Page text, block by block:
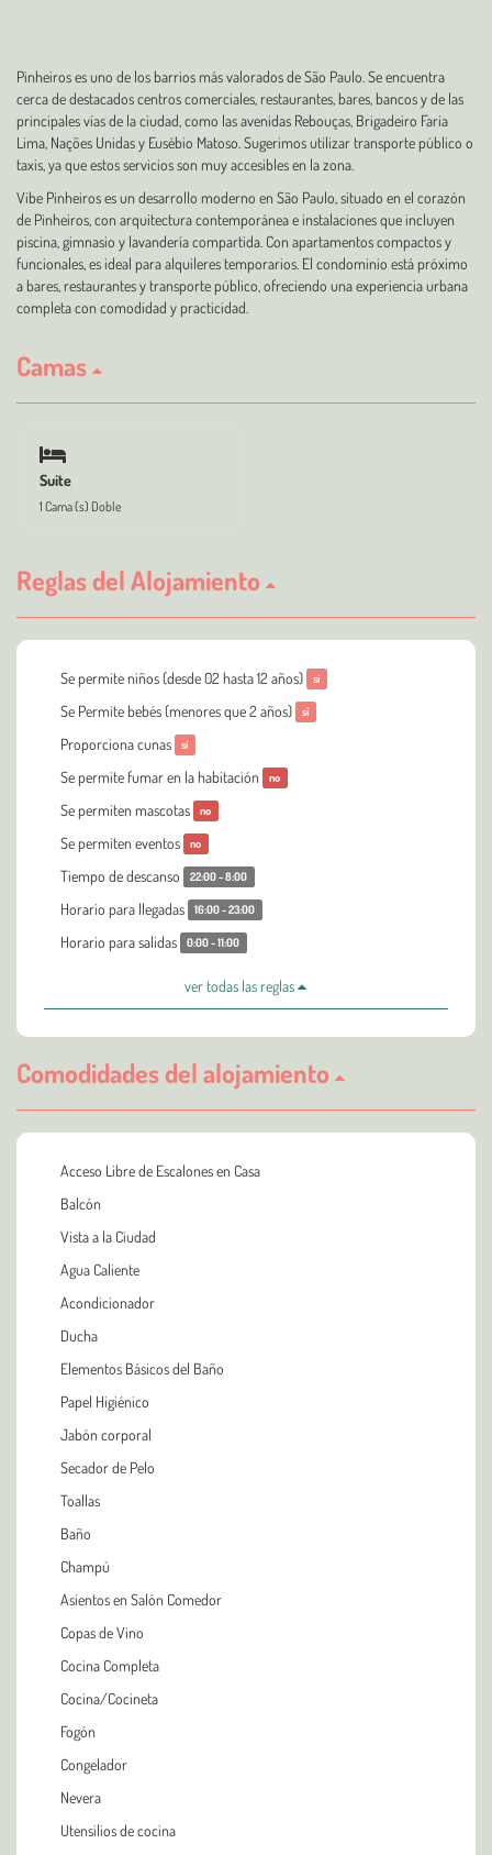
Pinheiros es uno de los barrios más valorados de São Paulo. Se encuentra
cerca de destacados centros comerciales, restaurantes, bares, bancos y de las
principales vías de la ciudad, como las avenidas Rebouças, Brigadeiro Faria
Lima, Nações Unidas y Eusébio Matoso. Sugerimos utilizar transporte público o
taxis, ya que estos servicios son muy accesibles en la zona.
Vibe Pinheiros es un desarrollo moderno en São Paulo, situado en el corazón
de Pinheiros, con arquitectura contemporánea e instalaciones que incluyen
piscina, gimnasio y lavandería compartida. Con apartamentos compactos y
funcionales, es ideal para alquileres temporarios. El condominio está próximo
a bares, restaurantes y transporte público, ofreciendo una experiencia urbana
completa con comodidad y practicidad.
Camas
Suite
1 Cama (s) Doble
Reglas del Alojamiento
Se permite niños (desde 02 hasta 12 años) sí
Se Permite bebés (menores que 2 años) sí
Proporciona cunas sí
Se permite fumar en la habitación no
Se permiten mascotas no
Se permiten eventos no
Tiempo de descanso 22:00 - 8:00
Horario para llegadas 16:00 - 23:00
Horario para salidas 0:00 - 11:00
ver todas las reglas
Comodidades del alojamiento
Acceso Libre de Escalones en Casa
Balcón
Vista a la Ciudad
Agua Caliente
Acondicionador
Ducha
Elementos Básicos del Baño
Papel Higiénico
Jabón corporal
Secador de Pelo
Toallas
Baño
Champú
Asientos en Salón Comedor
Copas de Vino
Cocina Completa
Cocina/Cocineta
Fogón
Congelador
Nevera
Utensilios de cocina